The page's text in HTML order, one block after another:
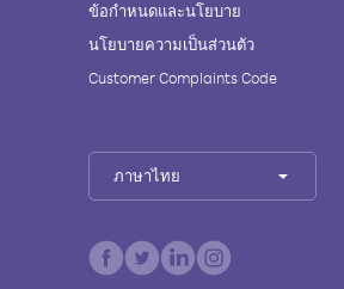
ข้อกำหนดและนโยบาย
นโยบายความเป็นส่วนตัว
Customer Complaints Code
ภาษาไทย